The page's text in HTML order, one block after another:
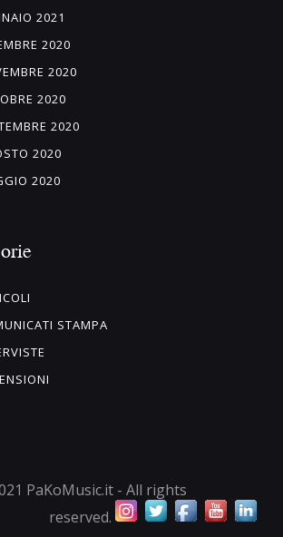
2021
2020
2020
2020
2020
2020
2020
STAMPA
PaKoMusic.it - All rights
reserved.